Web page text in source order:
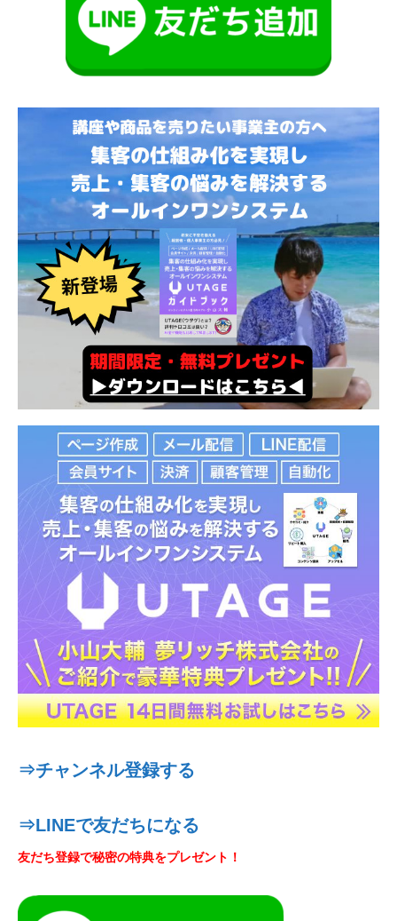
⇒チャンネル登録する
⇒LINEで友だちになる
友だち登録で秘密の特典をプレゼント！